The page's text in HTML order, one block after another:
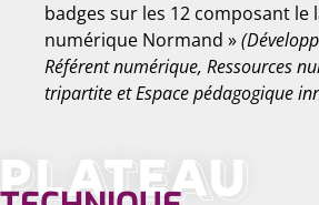
badges sur les 12 composant le
numérique Normand »
Référent numérique, Ressources
tripartite et Espace pédagogique
PLATEAU